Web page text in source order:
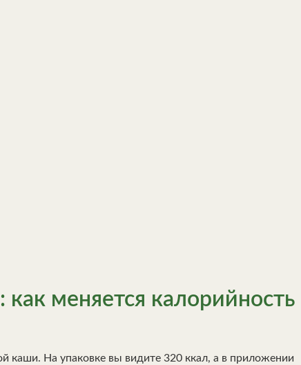
как меняется калорийность
каши. На упаковке вы видите 320 ккал, а в приложении